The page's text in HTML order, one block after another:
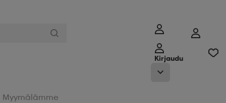
Kirjaudu
Myymälämme